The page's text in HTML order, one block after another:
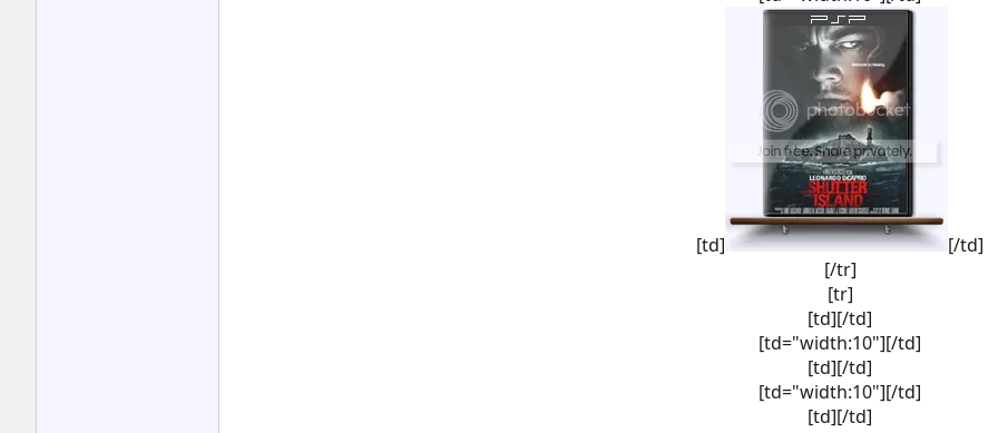
[td]
[/td]
[/tr]
[tr]
[td][/td]
[td="width:10"][/td]
[td][/td]
[td="width:10"][/td]
[td][/td]